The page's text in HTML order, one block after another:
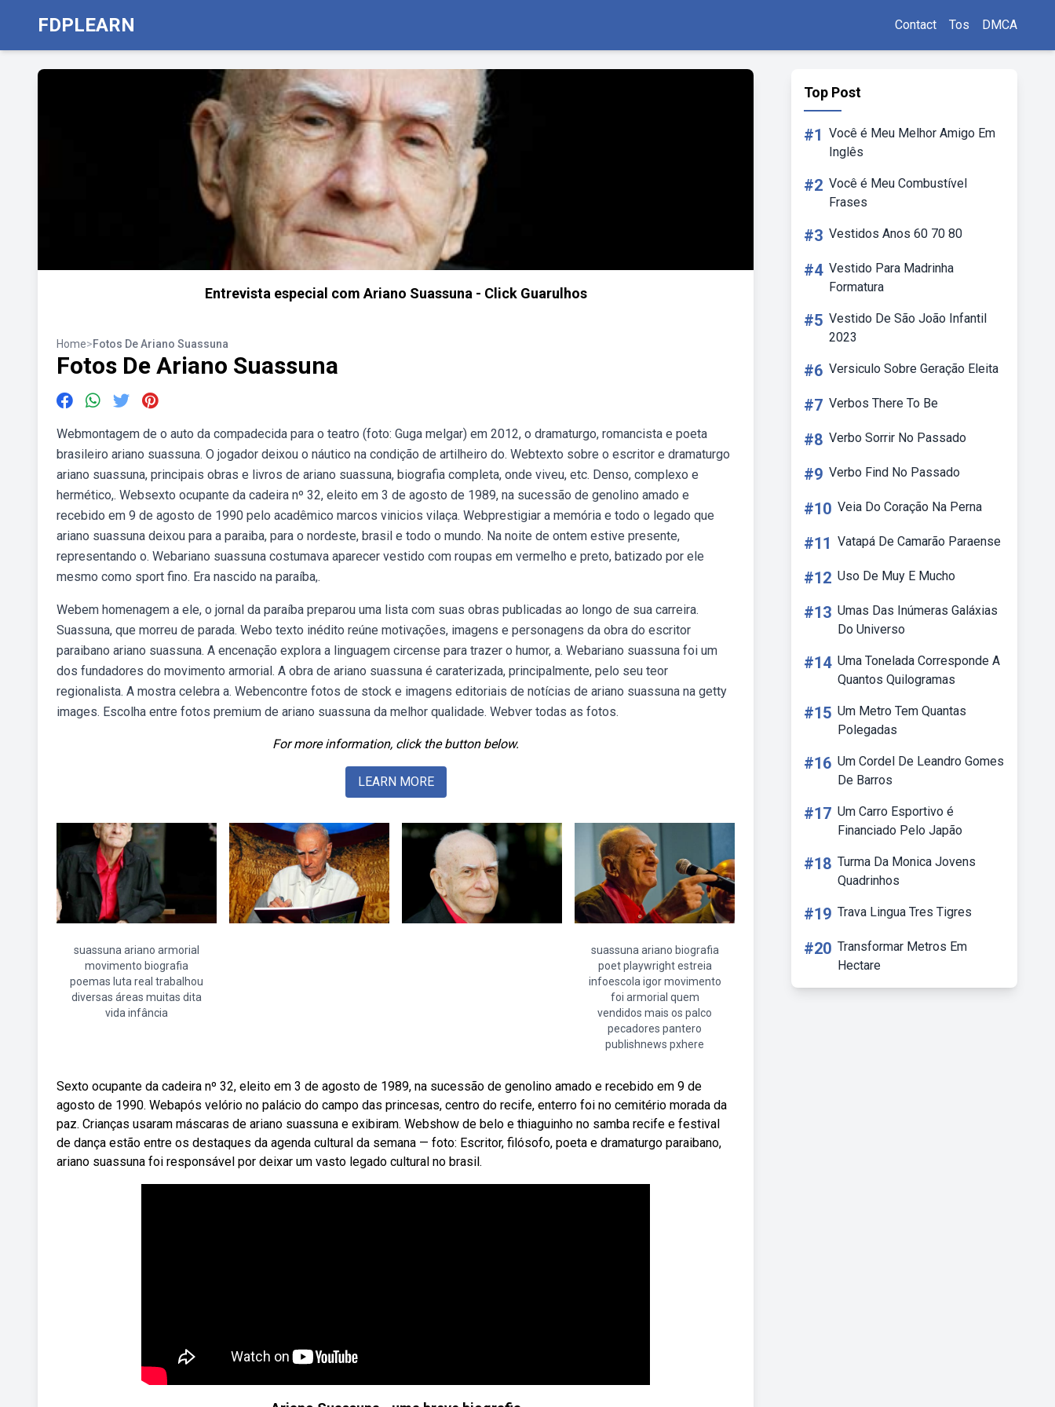
FDPLEARN Contact Tos DMCA
Entrevista especial com Ariano Suassuna - Click Guarulhos
Home>Fotos De Ariano Suassuna
Fotos De Ariano Suassuna
Webmontagem de o auto da compadecida para o teatro (foto: Guga melgar) em 2012, o dramaturgo, romancista e poeta
brasileiro ariano suassuna. O jogador deixou o náutico na condição de artilheiro do. Webtexto sobre o escritor e dramaturgo
ariano suassuna, principais obras e livros de ariano suassuna, biografia completa, onde viveu, etc. Denso, complexo e
hermético,. Websexto ocupante da cadeira nº 32, eleito em 3 de agosto de 1989, na sucessão de genolino amado e
recebido em 9 de agosto de 1990 pelo acadêmico marcos vinicios vilaça. Webprestigiar a memória e todo o legado que
ariano suassuna deixou para a paraiba, para o nordeste, brasil e todo o mundo. Na noite de ontem estive presente,
representando o. Webariano suassuna costumava aparecer vestido com roupas em vermelho e preto, batizado por ele
mesmo como sport fino. Era nascido na paraíba,.
Webem homenagem a ele, o jornal da paraíba preparou uma lista com suas obras publicadas ao longo de sua carreira.
Suassuna, que morreu de parada. Webo texto inédito reúne motivações, imagens e personagens da obra do escritor
paraibano ariano suassuna. A encenação explora a linguagem circense para trazer o humor, a. Webariano suassuna foi um
dos fundadores do movimento armorial. A obra de ariano suassuna é caraterizada, principalmente, pelo seu teor
regionalista. A mostra celebra a. Webencontre fotos de stock e imagens editoriais de notícias de ariano suassuna na getty
images. Escolha entre fotos premium de ariano suassuna da melhor qualidade. Webver todas as fotos.
For more information, click the button below.
LEARN MORE
suassuna ariano armorial
movimento biografia
poemas luta real trabalhou
diversas áreas muitas dita
vida infância
suassuna ariano biografia
poet playwright estreia
infoescola igor movimento
foi armorial quem
vendidos mais os palco
pecadores pantero
publishnews pxhere
Sexto ocupante da cadeira nº 32, eleito em 3 de agosto de 1989, na sucessão de genolino amado e recebido em 9 de
agosto de 1990. Webapós velório no palácio do campo das princesas, centro do recife, enterro foi no cemitério morada da
paz. Crianças usaram máscaras de ariano suassuna e exibiram. Webshow de belo e thiaguinho no samba recife e festival
de dança estão entre os destaques da agenda cultural da semana — foto: Escritor, filósofo, poeta e dramaturgo paraibano,
ariano suassuna foi responsável por deixar um vasto legado cultural no brasil.
Top Post
#1 Você é Meu Melhor Amigo Em
Inglês
#2 Você é Meu Combustível
Frases
#3 Vestidos Anos 60 70 80
#4 Vestido Para Madrinha
Formatura
#5 Vestido De São João Infantil
2023
#6 Versiculo Sobre Geração Eleita
#7 Verbos There To Be
#8 Verbo Sorrir No Passado
#9 Verbo Find No Passado
#10 Veia Do Coração Na Perna
#11 Vatapá De Camarão Paraense
#12 Uso De Muy E Mucho
#13 Umas Das Inúmeras Galáxias
Do Universo
#14 Uma Tonelada Corresponde A
Quantos Quilogramas
#15 Um Metro Tem Quantas
Polegadas
#16 Um Cordel De Leandro Gomes
De Barros
#17 Um Carro Esportivo é
Financiado Pelo Japão
#18 Turma Da Monica Jovens
Quadrinhos
#19 Trava Lingua Tres Tigres
#20 Transformar Metros Em
Hectare